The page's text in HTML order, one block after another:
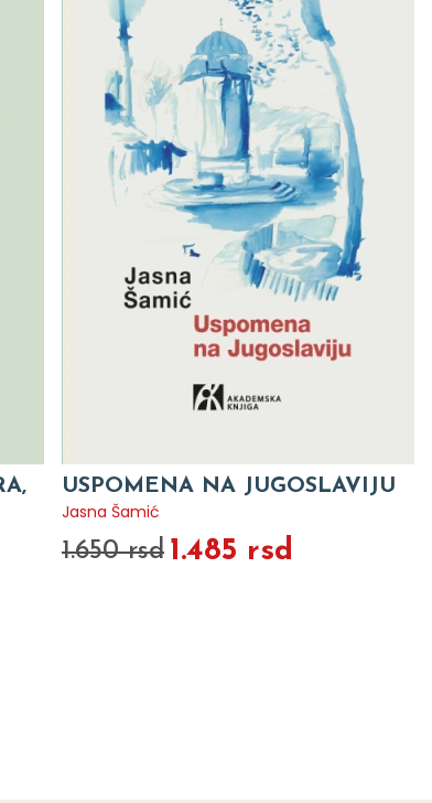
USPOMENA NA JUGOSLAVIJU
Jasna Šamić
1.650 rsd 1.485 rsd